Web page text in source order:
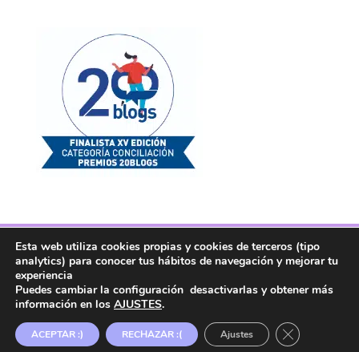
Facebook Twitter Telegram
RSS
Instagram
Linkedin
marca registrada en la OEPM.
Esta web utiliza cookies propias y cookies de terceros (tipo
analytics) para conocer tus hábitos de navegación y mejorar tu
experiencia
Puedes cambiar la configuración desactivarlas y obtener más
información en los AJUSTES.
ACEPTAR :) RECHAZAR :( Ajustes Cerrar el